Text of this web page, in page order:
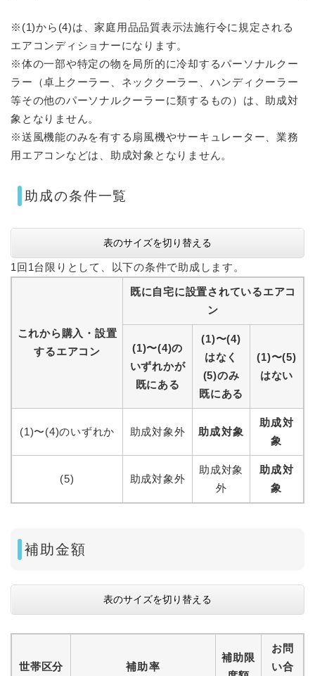
※(1)から(4)は、家庭用品品質表示法施行令に規定される
エアコンディショナーになります。
※体の一部や特定の物を局所的に冷却するパーソナルクー
ラー（卓上クーラー、ネッククーラー、ハンディクーラー
等その他のパーソナルクーラーに類するもの）は、助成対
象となりません。
※送風機能のみを有する扇風機やサーキュレーター、業務
用エアコンなどは、助成対象となりません。
助成の条件一覧
表のサイズを切り替える
1回1台限りとして、以下の条件で助成します。
これから購入・設置
するエアコン
既に自宅に設置されているエアコ
ン
(1)〜(4)の
いずれかが
既にある
(1)〜(4)
はなく
(5)のみ
既にある
(1)〜(5)
はない
(1)〜(4)のいずれか 助成対象外 助成対象
助成対
象
(5) 助成対象外
助成対象
外
助成対
象
補助金額
表のサイズを切り替える
世帯区分 補助率
補助限
お問
い合